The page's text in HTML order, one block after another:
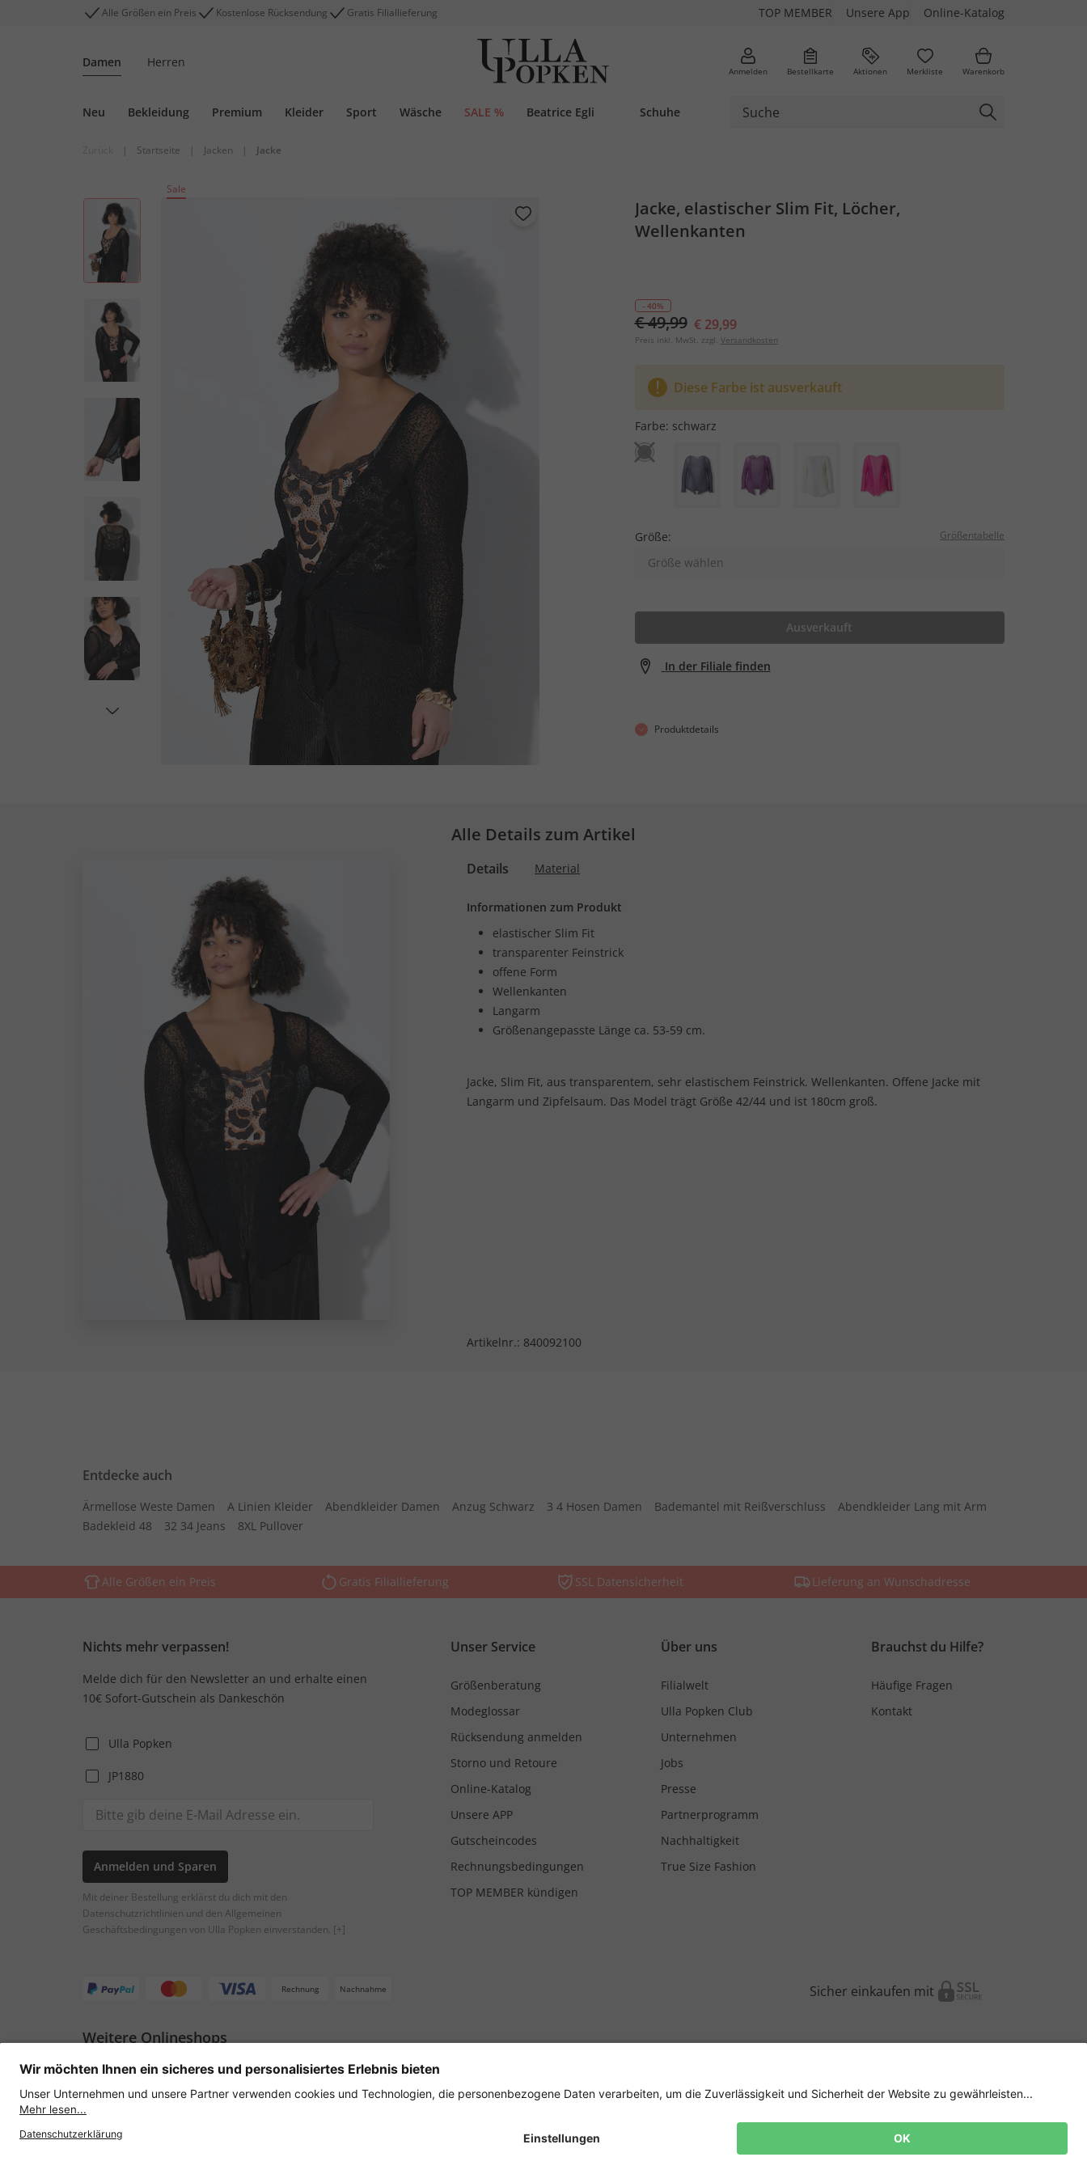
Alle Größen ein Preis Kostenlose Rücksendung Gratis Filiallieferung TOP MEMBER Unsere App Online-Katalog
Damen Herren
Anmelden Bestellkarte Aktionen Merkliste Warenkorb
Neu Bekleidung Premium Kleider Sport Wäsche SALE % Beatrice Egli Schuhe
| Startseite | Jacken | Jacke
Sale
Jacke, elastischer Slim Fit, Löcher,
Wellenkanten
- 40%
€ 49,99 € 29,99
Preis inkl. MwSt. zzgl. Versandkosten
Diese Farbe ist ausverkauft
Farbe: schwarz
Größe: Größentabelle
Größe wählen
Ausverkauft
In der Filiale finden
Produktdetails
Alle Details zum Artikel
Details Material
Informationen zum Produkt
elastischer Slim Fit
transparenter Feinstrick
offene Form
Wellenkanten
Langarm
Größenangepasste Länge ca. 53-59 cm.
Jacke, Slim Fit, aus transparentem, sehr elastischem Feinstrick. Wellenkanten. Offene Jacke mit
Langarm und Zipfelsaum. Das Model trägt Größe 42/44 und ist 180cm groß.
Artikelnr.: 840092100
Entdecke auch
Ärmellose Weste Damen A Linien Kleider Abendkleider Damen Anzug Schwarz 3 4 Hosen Damen Bademantel mit Reißverschluss
Abendkleider Lang mit Arm
Badekleid 48
32 34 Jeans 8XL Pullover
Alle Größen ein Preis Gratis Filiallieferung SSL Datensicherheit Lieferung an Wunschadresse
Nichts mehr verpassen!
Melde dich für den Newsletter an und erhalte einen
10€ Sofort-Gutschein als Dankeschön
Ulla Popken
JP1880
Anmelden und Sparen
Mit deiner Bestellung erklärst du dich mit den
Datenschutzrichtlinien und den Allgemeinen
Geschäftsbedingungen von Ulla Popken einverstanden. [+]
Unser Service
Größenberatung
Modeglossar
Rücksendung anmelden
Storno und Retoure
Online-Katalog
Unsere APP
Gutscheincodes
Rechnungsbedingungen
TOP MEMBER kündigen
Über uns
Filialwelt
Ulla Popken Club
Unternehmen
Jobs
Presse
Partnerprogramm
Nachhaltigkeit
True Size Fashion
Brauchst du Hilfe?
Häufige Fragen
Kontakt
Rechnung Nachnahme Sicher einkaufen mit
Weitere Onlineshops
Österreich